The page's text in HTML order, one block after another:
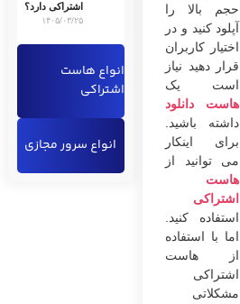
حجم بالا را
آپلود کنید و در
اختیار کاربران
قرار دهید نیاز
است یک
هاست دانلود
داشته باشید.
برای اینکار
می ‌توانید از
هاست
اشتراکی
استفاده کنید.
اما با استفاده
از هاست
اشتراکی
مشکلاتی
اشتراکی دارد؟
۱۴۰۵/۰۳/۲۵
انواع هاست
اشتراکی
انواع سرور مجازی